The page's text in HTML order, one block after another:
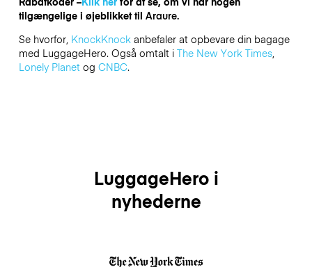
tilgængelige i øjeblikket til Araure.
Se hvorfor, KnockKnockanbefaler at opbevare din bagage
med LuggageHero. Også omtalt i The New York Times,
Lonely Planetog CNBC.
LuggageHero i
nyhederne